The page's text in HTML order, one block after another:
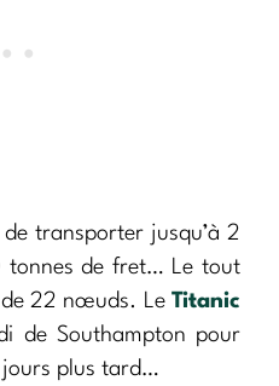
transporter jusqu’à 2
de fret… Le tout
de 22 nœuds. Le Titanic
de Southampton pour
jours plus tard…